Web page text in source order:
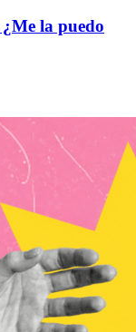
la puedo